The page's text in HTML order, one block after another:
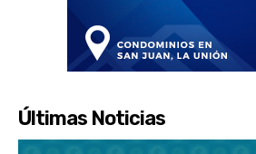
Últimas Noticias